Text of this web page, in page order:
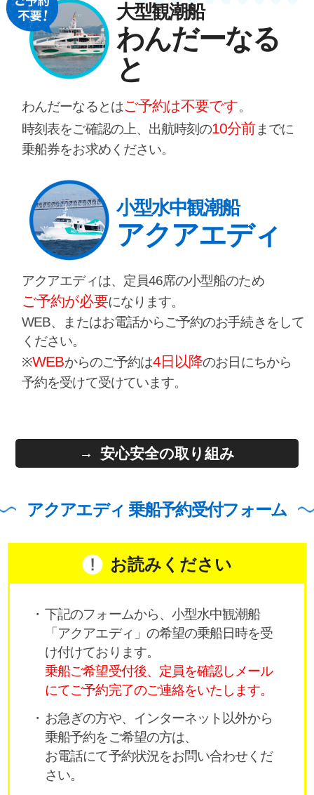
大型観潮船
わんだーなる
と
わんだーなるとはご予約は不要です。
時刻表をご確認の上、出航時刻の10分前 までに
乗船券をお求めください。
小型水中観潮船
アクアエディ
アクアエディは、定員46席の小型船のため
ご予約が必要になります。
WEB、またはお電話からご予約のお手続きをして
ください。
※WEBからのご予約は4日以降のお日にちから
予約を受けて受けています。
安心安全の取り組み
アクアエディ 乗船予約受付フォーム
お読みください
下記のフォームから、小型水中観潮船
「アクアエディ」の希望の乗船日時を受
け付けております。
乗船ご希望受付後、定員を確認しメール
にてご予約完了のご連絡をいたします。
お急ぎの方や、インターネット以外から
乗船予約をご希望の方は、
お電話にて予約状況をお問い合わせくだ
さい。